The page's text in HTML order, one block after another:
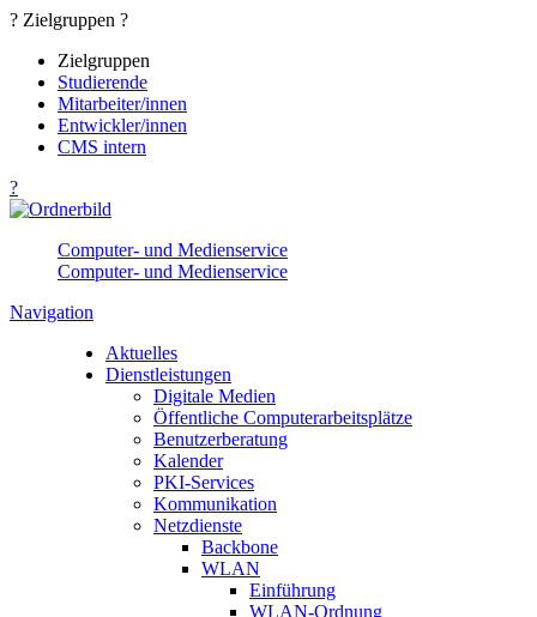
? Zielgruppen ?
Zielgruppen
Studierende
Mitarbeiter/innen
Entwickler/innen
CMS intern
?
Computer- und Medienservice
Computer- und Medienservice
Navigation
Aktuelles
Dienstleistungen
Digitale Medien
Öffentliche Computerarbeitsplätze
Benutzerberatung
Kalender
PKI-Services
Kommunikation
Netzdienste
Backbone
WLAN
Einführung
WLAN-Ordnung